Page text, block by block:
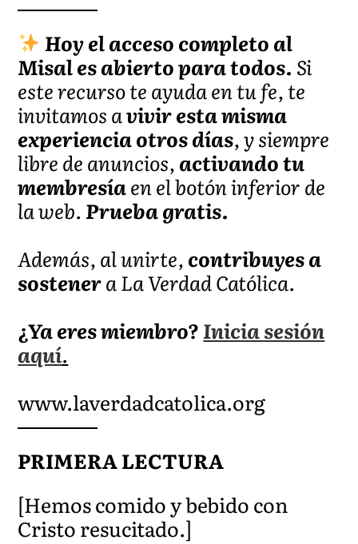
Hoy el acceso completo al
Misal es abierto para todos. Si
este recurso te ayuda en tu fe, te
invitamos avivir esta misma
experiencia otros días, y siempre
libre de anuncios,activando tu
membresíaen el botón inferior de
la web.Prueba gratis.
Además, al unirte,contribuyes a
sostenera La Verdad Católica.
¿Ya eres miembro?Inicia sesión
aquí.
www.laverdadcatolica.org
PRIMERA LECTURA
[Hemos comido y bebido con
Cristo resucitado.]